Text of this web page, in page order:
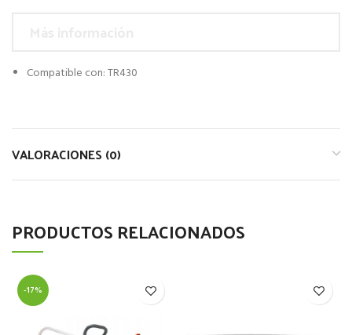
Compatible con: TR430
VALORACIONES (0)
PRODUCTOS RELACIONADOS
-17%